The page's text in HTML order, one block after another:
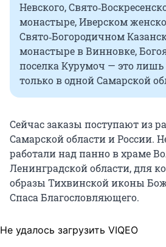
Невского,
монастыре, Иверском
Свято‑Богородичном
монастыре в Винновке,
поселка Курумоч — это лишь
только в одной Самарской
Сейчас заказы поступают из
Самарской области и России.
работали над панно в храме
Ленинградской области, для
образы Тихвинской иконы
Спаса Благословляющего.
Не удалось загрузить VIQEO